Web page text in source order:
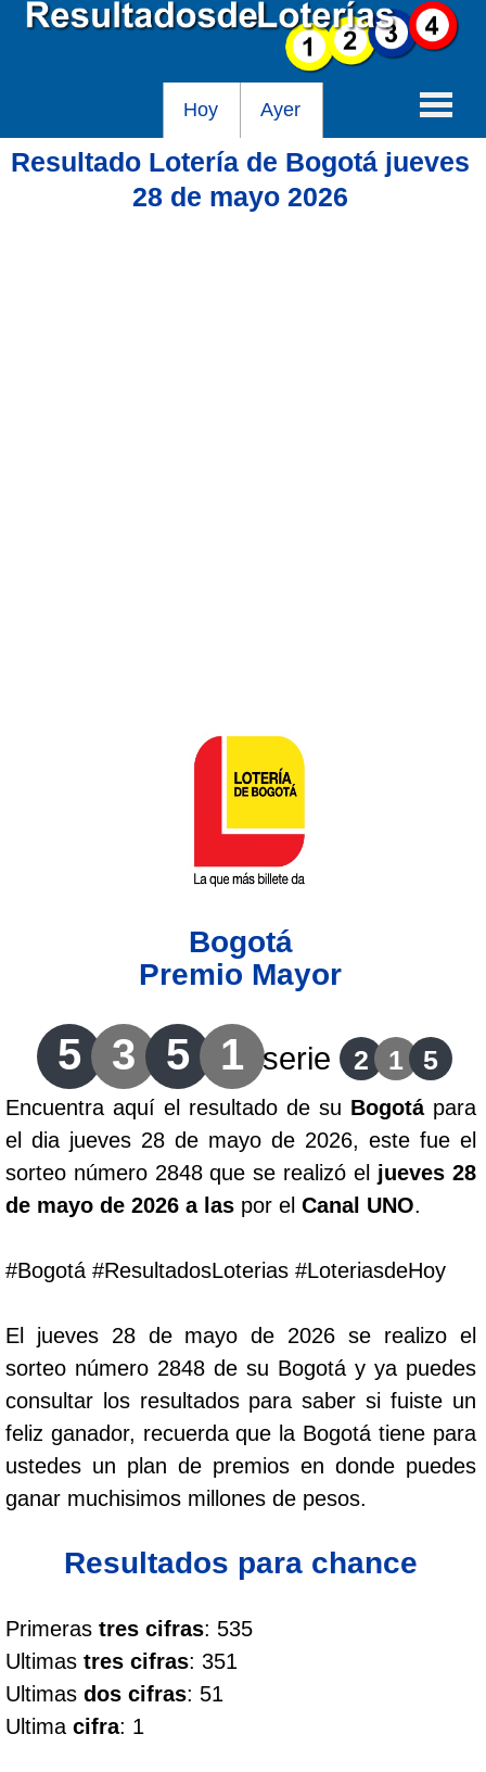
Hoy Ayer
Baloto
Lotería de Bogotá
Lotería de Risaralda
Lotería de Medellín
Lotería de Santander
Lotería del Cauca
Lotería de Boyaca
Extra de Colombia
Antioqueñita Día
Antioqueñita Tarde
Astro Sol
Astro Luna
Cafeterito Tarde
Caribeña Noche
Chontico Día
Resultado Lotería de Bogotá jueves
28 de mayo 2026
Bogotá
Premio Mayor
5 3 5 1 serie 2 1 5
Encuentra aquí el resultado de su Bogotápara
el dia jueves 28 de mayo de 2026, este fue el
sorteo número 2848 que se realizó el jueves 28
de mayo de 2026 a las por el Canal UNO.
#Bogotá #ResultadosLoterias #LoteriasdeHoy
El jueves 28 de mayo de 2026 se realizo el
sorteo número 2848 de su Bogotá y ya puedes
consultar los resultados para saber si fuiste un
feliz ganador, recuerda que la Bogotá tiene para
ustedes un plan de premios en donde puedes
ganar muchisimos millones de pesos.
Resultados para chance
Primeras tres cifras: 535
Ultimas tres cifras: 351
Ultimas dos cifras: 51
Ultima cifra: 1